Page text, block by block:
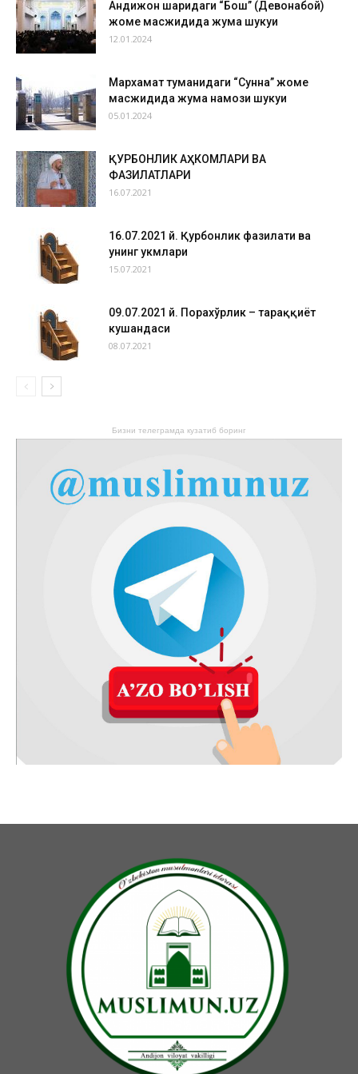
Андижон шаҳридаги “Бош” (Девонабой)
жоме масжидида жума шукуҳи
12.01.2024
Мархамат туманидаги “Сунна” жоме
масжидида жума намози шукуҳи
05.01.2024
ҚУРБОНЛИК АҲКОМЛАРИ ВА
ФАЗИЛАТЛАРИ
16.07.2021
16.07.2021 й. Қурбонлик фазилати ва
унинг ҳукмлари
15.07.2021
09.07.2021 й. Порахўрлик – тараққиёт
кушандаси
08.07.2021
Бизни телеграмда кузатиб боринг